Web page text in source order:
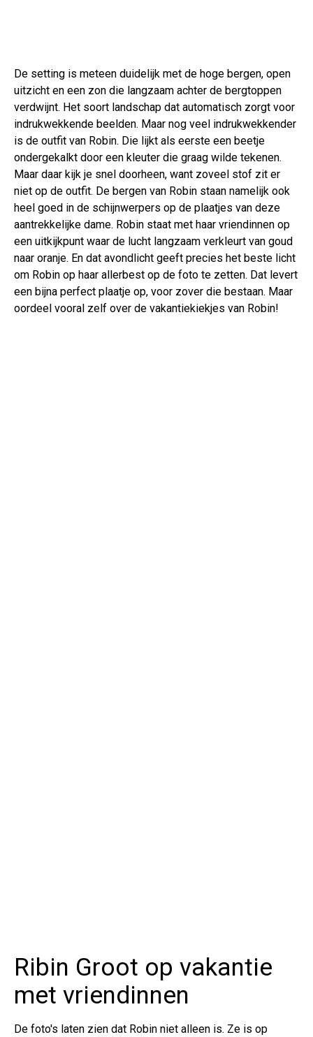
De setting is meteen duidelijk met de hoge bergen, open
uitzicht en een zon die langzaam achter de bergtoppen
verdwijnt. Het soort landschap dat automatisch zorgt voor
indrukwekkende beelden. Maar nog veel indrukwekkender
is de outfit van Robin. Die lijkt als eerste een beetje
ondergekalkt door een kleuter die graag wilde tekenen.
Maar daar kijk je snel doorheen, want zoveel stof zit er
niet op de outfit. De bergen van Robin staan namelijk ook
heel goed in de schijnwerpers op de plaatjes van deze
aantrekkelijke dame. Robin staat met haar vriendinnen op
een uitkijkpunt waar de lucht langzaam verkleurt van goud
naar oranje. En dat avondlicht geeft precies het beste licht
om Robin op haar allerbest op de foto te zetten. Dat levert
een bijna perfect plaatje op, voor zover die bestaan. Maar
oordeel vooral zelf over de vakantiekiekjes van Robin!
Ribin Groot op vakantie
met vriendinnen
De foto's laten zien dat Robin niet alleen is. Ze is op